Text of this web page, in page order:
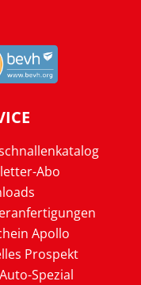
Abo
Apollo
Prospekt
Spezial